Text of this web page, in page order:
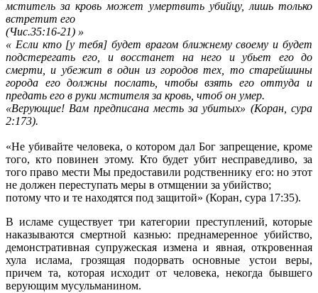
мститель за кровь может умертвить убийцу, лишь только
встретит его
(Чис.35:16-21) »
« Если кто [у тебя] будет врагом ближнему своему и будет
подстерегать его, и восстанет на него и убьет его до
смерти, и убежит в один из городов тех, то старейшины
города его должны послать, чтобы взять его оттуда и
предать его в руки мстителя за кровь, чтоб он умер.
«Верующие! Вам предписана месть за убитых» (Коран, сура
2:173).
«Не убивайте человека, о котором дал Бог запрещение, кроме
того, кто повинен этому. Кто будет убит несправедливо, за
того право мести Мы предоставили родственнику его: но этот
не должен переступать меры в отмщении за убийство;
потому что и те находятся под защитой» (Коран, сура 17:35).
В исламе существует три категории преступлений, которые
наказываются смертной казнью: преднамеренное убийство,
демонстративная супружеская измена и явная, откровенная
хула ислама, грозящая подорвать основные устои веры,
причем та, которая исходит от человека, некогда бывшего
верующим мусульманином.